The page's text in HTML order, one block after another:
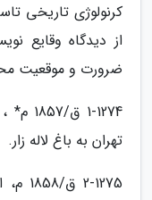
کرنولوژی تاریخی
از دیدگاه وقایع
ضرورت و موقعیت
1-
تهران به باغ لاله زار.
2-